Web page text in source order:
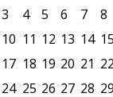
3
4 5 6 7 8
10 11 12 13 14 15
17 18 19 20 21 22
24 25 26 27 28 29